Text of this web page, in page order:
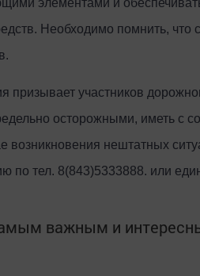
элементами и
Необходимо помнить,
призывает участников
осторожными, иметь с
возникновения нештатных
по тел. 8(843)5333888. или
важным и